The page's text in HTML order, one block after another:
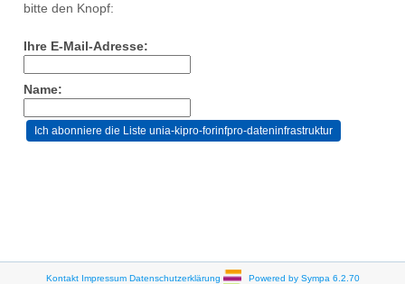
bitte den Knopf:
Ihre E-Mail-Adresse:
Name:
Kontakt Impressum Datenschutzerklärung Powered by Sympa 6.2.70